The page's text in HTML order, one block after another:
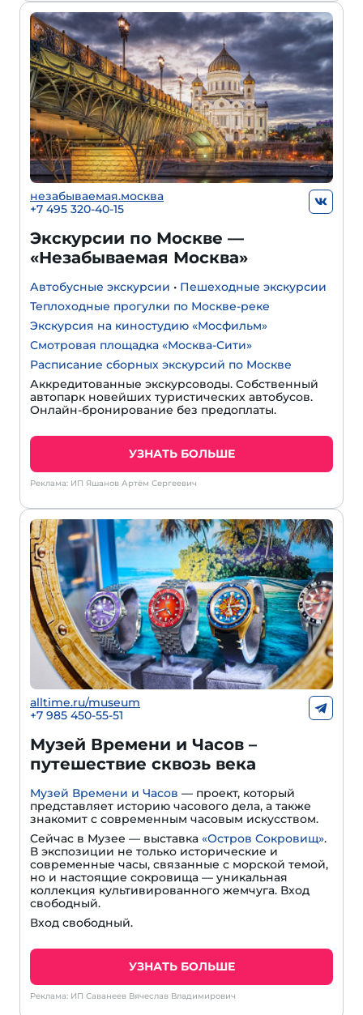
незабываемая.москва
+7 495 320-40-15
Экскурсии по Москве —
«Незабываемая Москва»
Автобусные экскурсии • Пешеходные экскурсии
Теплоходные прогулки по Москве-реке
Экскурсия на киностудию «Мосфильм»
Смотровая площадка «Москва-Сити»
Расписание сборных экскурсий по Москве
Аккредитованные экскурсоводы. Собственный
автопарк новейших туристических автобусов.
Онлайн-бронирование без предоплаты.
УЗНАТЬ БОЛЬШЕ
Реклама: ИП Яшанов Артём Сергеевич
alltime.ru/museum
+7 985 450-55-51
Музей Времени и Часов –
путешествие сквозь века
Музей Времени и Часов — проект, который
представляет историю часового дела, а также
знакомит с современным часовым искусством.
Сейчас в Музее — выставка «Остров Сокровищ».
В экспозиции не только исторические и
современные часы, связанные с морской темой,
но и настоящие сокровища — уникальная
коллекция культивированного жемчуга. Вход
свободный.
Вход свободный.
УЗНАТЬ БОЛЬШЕ
Реклама: ИП Саванеев Вячеслав Владимирович